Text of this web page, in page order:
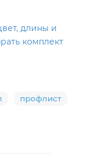
длины и
комплект
профлист